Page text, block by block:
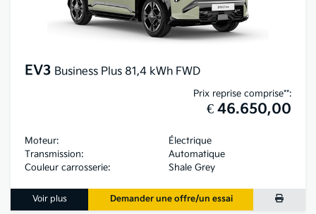
EV3 Business Plus 81,4 kWh FWD
Prix reprise comprise**:
€ 46.650,00
Moteur:
Électrique
Transmission:
Automatique
Couleur carrosserie:
Shale Grey
Voir plus Demander une offre/un essai